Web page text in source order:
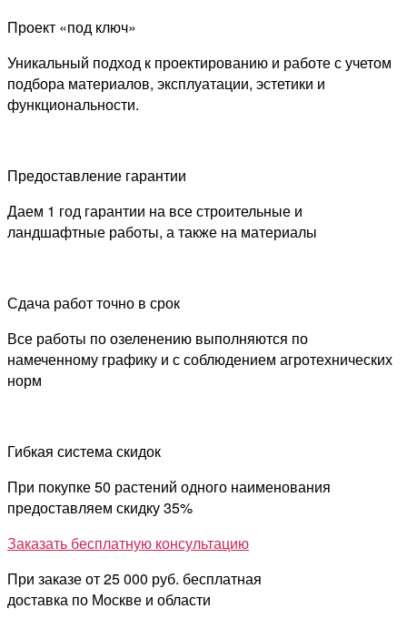
Проект «под ключ»
Уникальный подход к проектированию и работе с учетом
подбора материалов, эксплуатации, эстетики и
функциональности.
Предоставление гарантии
Даем 1 год гарантии на все строительные и
ландшафтные работы, а также на материалы
Сдача работ точно в срок
Все работы по озеленению выполняются по
намеченному графику и с соблюдением агротехнических
норм
Гибкая система скидок
При покупке 50 растений одного наименования
предоставляем скидку 35%
Заказать бесплатную консультацию
При заказе от 25 000 руб. бесплатная
доставка по Москве и области